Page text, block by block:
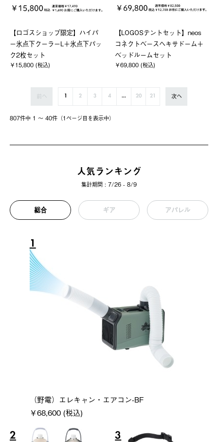
【ロゴスショップ限定】ハイパ
ー氷点下クーラーL＋氷点下パッ
ク2枚セット
￥15,800 (税込)
【LOGOSテントセット】neos
コネクトベースヘキサドーム＋
ベッドルームセット
￥69,800 (税込)
807件中 1 〜 40件（1ページ⽬を表⽰中）
前へ 1 2 3 4 ... 20 21 次へ
人気ランキング
集計期間 : 7/26 - 8/9
総合 ギア アパレル
1
（野電）エレキャン・エアコン-BF
￥68,600 (税込)
2 3